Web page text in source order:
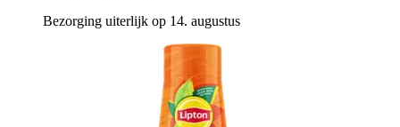
Bezorging uiterlijk op 14. augustus